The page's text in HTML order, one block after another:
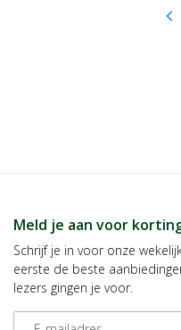
arrow_back_ios
Meld je aan voor
Schrijf je in voor onze
eerste de beste
lezers gingen je voor.
E-mailadres